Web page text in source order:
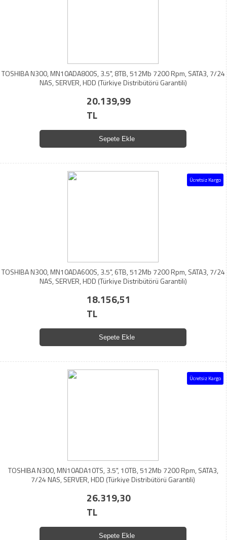
TOSHIBA N300, MN10ADA800S, 3.5", 8TB, 512Mb 7200 Rpm, SATA3, 7/24
NAS, SERVER, HDD (Türkiye Distribütörü Garantili)
20.139,99
TL
Sepete Ekle
Ücretsiz Kargo
TOSHIBA N300, MN10ADA600S, 3.5", 6TB, 512Mb 7200 Rpm, SATA3, 7/24
NAS, SERVER, HDD (Türkiye Distribütörü Garantili)
18.156,51
TL
Sepete Ekle
Ücretsiz Kargo
TOSHIBA N300, MN10ADA10TS, 3.5", 10TB, 512Mb 7200 Rpm, SATA3,
7/24 NAS, SERVER, HDD (Türkiye Distribütörü Garantili)
26.319,30
TL
Sepete Ekle